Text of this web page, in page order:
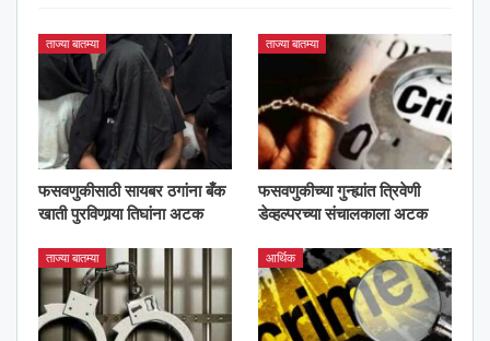
ताज्या बातम्या
फसवणुकीसाठी सायबर ठगांना बँक
खाती पुरविणार्‍या तिघांना अटक
ताज्या बातम्या
फसवणुकीच्या गुन्ह्यांत त्रिवेणी
डेव्हल्परच्या संचालकाला अटक
ताज्या बातम्या आर्थिक